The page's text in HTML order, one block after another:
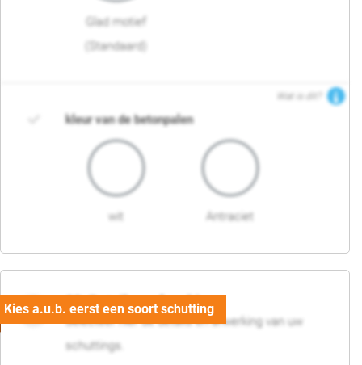
Glad motief
(Standaard)
Wat is dit?
kleur van de betonpalen
wit Antraciet
03. Detail en afwerking
Selecteer hier de details en afwerking van uw
schuttings.